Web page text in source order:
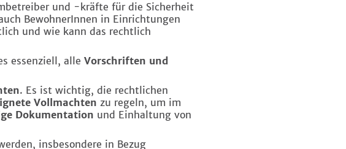
und -kräfte für die Sicherheit
BewohnerInnen in Einrichtungen
und wie kann das rechtlich
essenziell, alle Vorschriften und
. Es ist wichtig, die rechtlichen
Vollmachten zu regeln, um im
Dokumentation und Einhaltung von
insbesondere in Bezug